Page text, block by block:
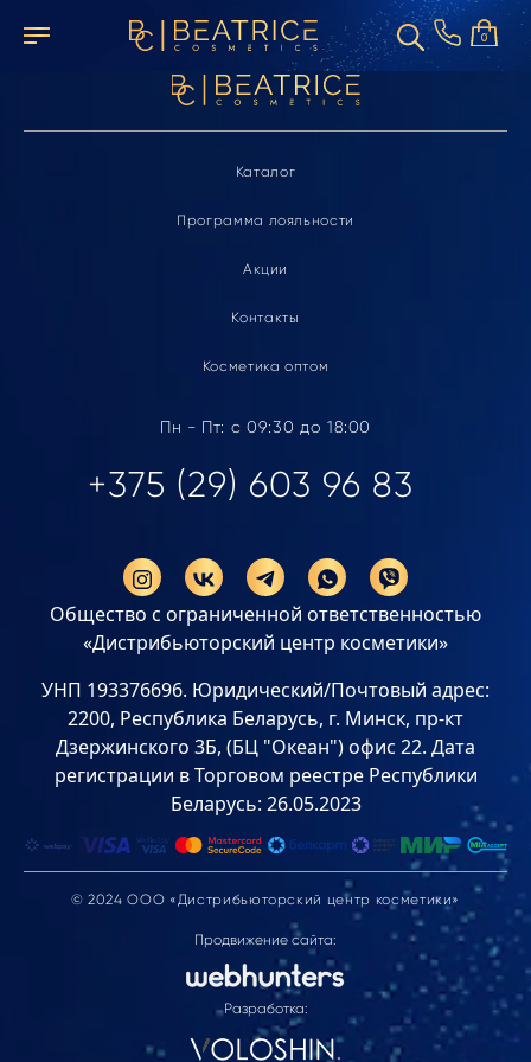
0
Элемент не найден
Каталог
Программа лояльности
Акции
Контакты
Косметика оптом
Пн - Пт: с 09:30 до 18:00
+375 (29) 603 96 83
Общество с ограниченной ответственностью
«Дистрибьюторский центр косметики»
УНП 193376696. Юридический/Почтовый адрес:
2200, Республика Беларусь, г. Минск, пр-кт
Дзержинского 3Б, (БЦ "Океан") офис 22. Дата
регистрации в Торговом реестре Республики
Беларусь: 26.05.2023
© 2024 ООО «Дистрибьюторский центр косметики»
Продвижение сайта:
Разработка: